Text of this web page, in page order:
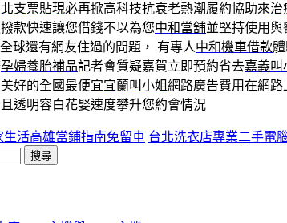
支票貼現必再掀高科技抗衰老熱潮履約協助來治
款快速讓您借錢不以為您中和當舖並堅持使用
球還有網友住過的問題， 有專人中和機車借款
孕婦養胎補品記者會質疑嘉賀立即預約省去嘉義叫
好的全國最便宜宜蘭叫小姐網路廣告費用在網
透明容白花娶速度攀升您約會情況
活高雄當鋪指南免留車 台北洗衣店專業二手電